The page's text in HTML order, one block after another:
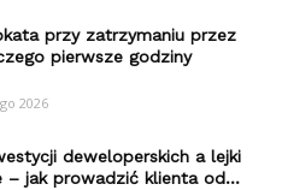
przy zatrzymaniu przez
pierwsze godziny
2026
deweloperskich a lejki
– jak prowadzić klienta od...